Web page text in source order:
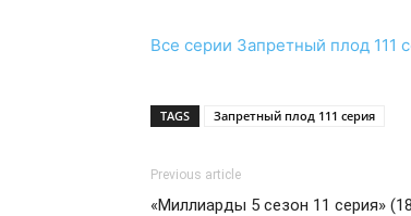
Все серии Запретный плод 111
TAGS Запретный плод 111 серия
Previous article
«Миллиарды 5 сезон 11 серия»